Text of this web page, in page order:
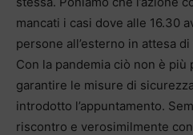
mancati i casi dove alle 16.30
persone all’esterno in attesa
Con la pandemia ciò non è più
garantire le misure di
introdotto l’appuntamento.
riscontro e verosimilmente